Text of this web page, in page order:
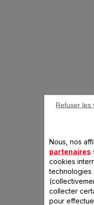
Nous, nos
partenaires
cookies
technologies
collecter
pour
Refuser les